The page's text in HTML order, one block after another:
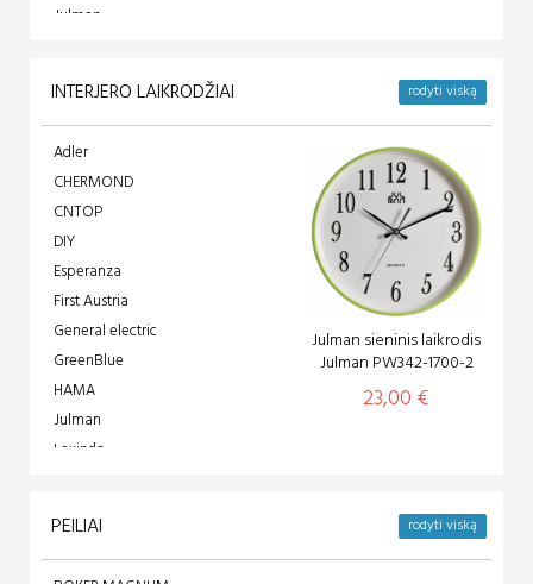
Julman
Lietuvai 100
Неизвестный
OSIN
Paul Hewitt
Piero Magli
Slazenger
Timberland
Vostok Europe
Zeppelin
INTERJERO LAIKRODŽIAI rodyti viską
Julman sieninis laikrodis
Julman PW342-1700-2
23,00 €
Adler
CHERMOND
CNTOP
DIY
Esperanza
First Austria
General electric
GreenBlue
HAMA
Julman
Lexinda
Perfect
PEILIAI rodyti viską